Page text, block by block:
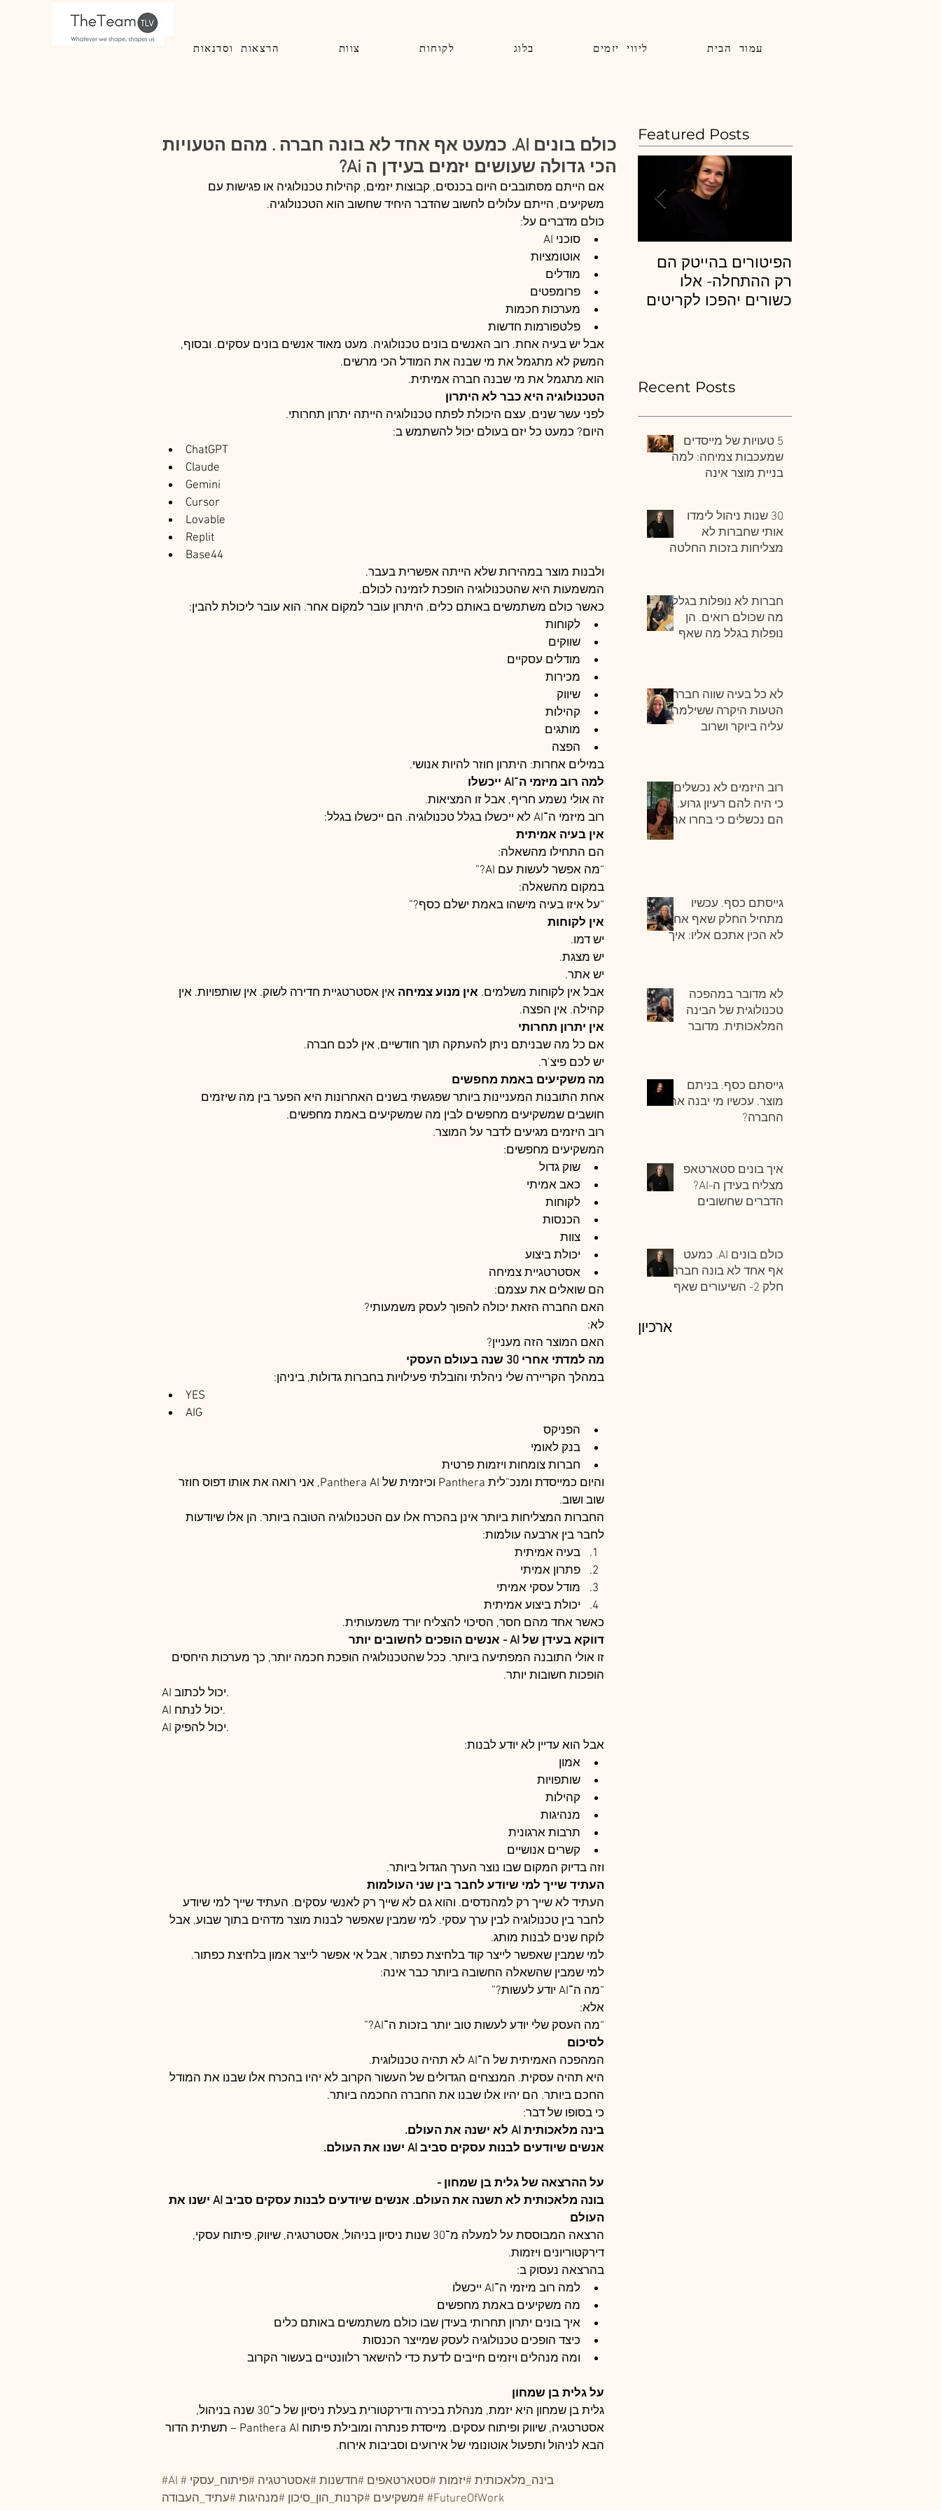
עמוד הבית ליווי יזמים בלוג לקוחות צוות הרצאות וסדנאות
כולם בונים AI. כמעט אף אחד לא בונה חברה . מהם הטעויות
הכי גדולה שעושים יזמים בעידן ה Ai?
אם הייתם מסתובבים היום בכנסים, קבוצות יזמים, קהילות טכנולוגיה או פגישות עם
משקיעים, הייתם עלולים לחשוב שהדבר היחיד שחשוב הוא הטכנולוגיה.
כולם מדברים על:
סוכני AI
אוטומציות
מודלים
פרומפטים
מערכות חכמות
פלטפורמות חדשות
אבל יש בעיה אחת. רוב האנשים בונים טכנולוגיה. מעט מאוד אנשים בונים עסקים. ובסוף,
המשק לא מתגמל את מי שבנה את המודל הכי מרשים.
הוא מתגמל את מי שבנה חברה אמיתית.
הטכנולוגיה היא כבר לא היתרון
לפני עשר שנים, עצם היכולת לפתח טכנולוגיה הייתה יתרון תחרותי.
היום? כמעט כל יזם בעולם יכול להשתמש ב:
ChatGPT
Claude
Gemini
Cursor
Lovable
Replit
Base44
ולבנות מוצר במהירות שלא הייתה אפשרית בעבר.
המשמעות היא שהטכנולוגיה הופכת לזמינה לכולם.
כאשר כולם משתמשים באותם כלים, היתרון עובר למקום אחר. הוא עובר ליכולת להבין:
לקוחות
שווקים
מודלים עסקיים
מכירות
שיווק
קהילות
מותגים
הפצה
במילים אחרות: היתרון חוזר להיות אנושי.
למה רוב מיזמי ה־AI ייכשלו
זה אולי נשמע חריף, אבל זו המציאות.
רוב מיזמי ה־AI לא ייכשלו בגלל טכנולוגיה. הם ייכשלו בגלל:
אין בעיה אמיתית
הם התחילו מהשאלה:
“מה אפשר לעשות עם AI?”
במקום מהשאלה:
“על איזו בעיה מישהו באמת ישלם כסף?”
אין לקוחות
יש דמו.
יש מצגת.
יש אתר.
אבל אין לקוחות משלמים. אין מנוע צמיחה אין אסטרטגיית חדירה לשוק. אין שותפויות. אין
קהילה. אין הפצה.
אין יתרון תחרותי
אם כל מה שבניתם ניתן להעתקה תוך חודשיים, אין לכם חברה.
יש לכם פיצ’ר.
מה משקיעים באמת מחפשים
אחת התובנות המעניינות ביותר שפגשתי בשנים האחרונות היא הפער בין מה שיזמים
חושבים שמשקיעים מחפשים לבין מה שמשקיעים באמת מחפשים.
רוב היזמים מגיעים לדבר על המוצר.
המשקיעים מחפשים:
שוק גדול
כאב אמיתי
לקוחות
הכנסות
צוות
יכולת ביצוע
אסטרטגיית צמיחה
הם שואלים את עצמם:
האם החברה הזאת יכולה להפוך לעסק משמעותי?
לא:
האם המוצר הזה מעניין?
מה למדתי אחרי 30 שנה בעולם העסקי
במהלך הקריירה שלי ניהלתי והובלתי פעילויות בחברות גדולות, ביניהן:
YES
AIG
הפניקס
בנק לאומי
חברות צומחות ויזמות פרטית
והיום כמייסדת ומנכ”לית Panthera וכיזמית של Panthera AI, אני רואה את אותו דפוס חוזר
שוב ושוב.
החברות המצליחות ביותר אינן בהכרח אלו עם הטכנולוגיה הטובה ביותר. הן אלו שיודעות
לחבר בין ארבעה עולמות:
בעיה אמיתית
פתרון אמיתי
מודל עסקי אמיתי
יכולת ביצוע אמיתית
כאשר אחד מהם חסר, הסיכוי להצליח יורד משמעותית.
דווקא בעידן של AI - אנשים הופכים לחשובים יותר
זו אולי התובנה המפתיעה ביותר. ככל שהטכנולוגיה הופכת חכמה יותר, כך מערכות היחסים
הופכות חשובות יותר.
AI יכול לכתוב.
AI יכול לנתח.
AI יכול להפיק.
אבל הוא עדיין לא יודע לבנות:
אמון
שותפויות
קהילות
מנהיגות
תרבות ארגונית
קשרים אנושיים
וזה בדיוק המקום שבו נוצר הערך הגדול ביותר.
העתיד שייך למי שיודע לחבר בין שני העולמות
העתיד לא שייך רק למהנדסים. והוא גם לא שייך רק לאנשי עסקים. העתיד שייך למי שיודע
לחבר בין טכנולוגיה לבין ערך עסקי. למי שמבין שאפשר לבנות מוצר מדהים בתוך שבוע, אבל
לוקח שנים לבנות מותג.
למי שמבין שאפשר לייצר קוד בלחיצת כפתור, אבל אי אפשר לייצר אמון בלחיצת כפתור.
למי שמבין שהשאלה החשובה ביותר כבר אינה:
“מה ה־AI יודע לעשות?”
אלא:
“מה העסק שלי יודע לעשות טוב יותר בזכות ה־AI?”
לסיכום
המהפכה האמיתית של ה־AI לא תהיה טכנולוגית.
היא תהיה עסקית. המנצחים הגדולים של העשור הקרוב לא יהיו בהכרח אלו שבנו את המודל
החכם ביותר. הם יהיו אלו שבנו את החברה החכמה ביותר.
כי בסופו של דבר:
בינה מלאכותית AI לא ישנה את העולם.
אנשים שיודעים לבנות עסקים סביב AI ישנו את העולם.
על ההרצאה של גלית בן שמחון -
בונה מלאכותית לא תשנה את העולם. אנשים שיודעים לבנות עסקים סביב AI ישנו את
העולם
הרצאה המבוססת על למעלה מ־30 שנות ניסיון בניהול, אסטרטגיה, שיווק, פיתוח עסקי,
דירקטוריונים ויזמות.
בהרצאה נעסוק ב:
למה רוב מיזמי ה־AI ייכשלו
מה משקיעים באמת מחפשים
איך בונים יתרון תחרותי בעידן שבו כולם משתמשים באותם כלים
כיצד הופכים טכנולוגיה לעסק שמייצר הכנסות
ומה מנהלים ויזמים חייבים לדעת כדי להישאר רלוונטיים בעשור הקרוב
על גלית בן שמחון
גלית בן שמחון היא יזמת, מנהלת בכירה ודירקטורית בעלת ניסיון של כ־30 שנה בניהול,
אסטרטגיה, שיווק ופיתוח עסקים. מייסדת פנתרה ומובילת פיתוח Panthera AI – תשתית הדור
הבא לניהול ותפעול אוטונומי של אירועים וסביבות אירוח.
#AI #בינה_מלאכותית #יזמות #סטארטאפים #חדשנות #אסטרטגיה #פיתוח_עסקי
#משקיעים #קרנות_הון_סיכון #מנהיגות #עתיד_העבודה
#FutureOfWork
Featured Posts
הפיטורים בהייטק הם
רק ההתחלה- אלו
כשורים יהפכו לקריטים
מה יזמים באמת עוברים
בדרך לגיוס מקרנות הון
סיכון ומה קרנות
מחפשות באמת?
Recent Posts
5 טעויות של מייסדים
שמעכבות צמיחה: למה
בניית מוצר אינה
30 שנות ניהול לימדו
אותי שחברות לא
מצליחות בזכות החלטה
שמתקבלות נכון, שוב
ושוב.
חברות לא נופלות בגלל
מה שכולם רואים. הן
נופלות בגלל מה שאף
לא כל בעיה שווה חברה.
הטעות היקרה ששילמתי
עליה ביוקר ושרוב
רוב היזמים לא נכשלים
כי היה להם רעיון גרוע.
הם נכשלים כי בחרו את
גייסתם כסף. עכשיו
מתחיל החלק שאף אחד
לא הכין אתכם אליו: איך
לא מדובר במהפכה
טכנולוגית של הבינה
המלאכותית. מדובר
גייסתם כסף. בניתם
מוצר. עכשיו מי יבנה את
החברה?
איך בונים סטארטאפ
מצליח בעידן ה-AI?
הדברים שחשובים
כולם בונים AI. כמעט
אף אחד לא בונה חברה.
חלק 2- השיעורים שאף
ארכיון